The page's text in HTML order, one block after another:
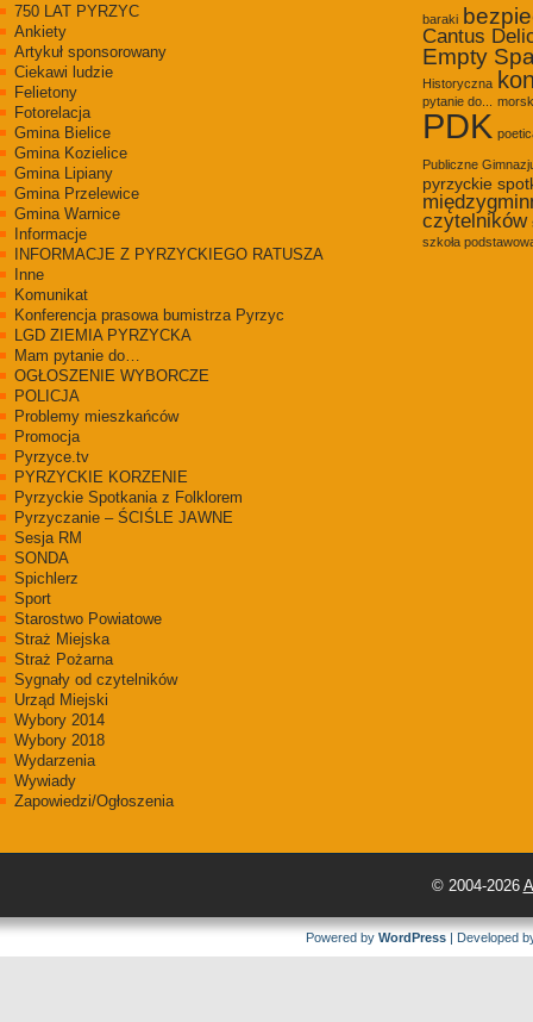
750 LAT PYRZYC
Ankiety
Artykuł sponsorowany
Ciekawi ludzie
Felietony
Fotorelacja
Gmina Bielice
Gmina Kozielice
Gmina Lipiany
Gmina Przelewice
Gmina Warnice
Informacje
INFORMACJE Z PYRZYCKIEGO RATUSZA
Inne
Komunikat
Konferencja prasowa bumistrza Pyrzyc
LGD ZIEMIA PYRZYCKA
Mam pytanie do…
OGŁOSZENIE WYBORCZE
POLICJA
Problemy mieszkańców
Promocja
Pyrzyce.tv
PYRZYCKIE KORZENIE
Pyrzyckie Spotkania z Folklorem
Pyrzyczanie – ŚCIŚLE JAWNE
Sesja RM
SONDA
Spichlerz
Sport
Starostwo Powiatowe
Straż Miejska
Straż Pożarna
Sygnały od czytelników
Urząd Miejski
Wybory 2014
Wybory 2018
Wydarzenia
Wywiady
Zapowiedzi/Ogłoszenia
baraki
Cantus
Empty
Historyczna
pytanie do...
PDK
Publiczne
pyrzyckie
czytelników
szkoła
© 2004-2026
Powered by WordPress | Developed